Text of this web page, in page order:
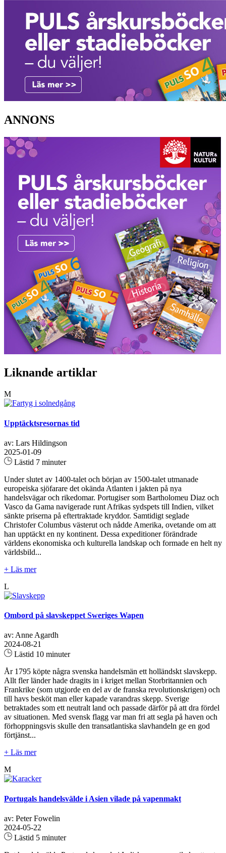
ANNONS
Liknande artiklar
M
Upptäcktsresornas tid
av: Lars Hildingson
2025-01-09
Lästid 7 minuter
Under slutet av 1400-talet och början av 1500-talet utmanade
europeiska sjöfarare det okända Atlanten i jakten på nya
handelsvägar och rikedomar. Portugiser som Bartholomeu Diaz och
Vasco da Gama navigerade runt Afrikas sydspets till Indien, vilket
sänkte priserna på eftertraktade kryddor. Samtidigt seglade
Christofer Columbus västerut och nådde Amerika, ovetande om att
han upptäckt en ny kontinent. Dessa expeditioner förändrade
världens ekonomiska och kulturella landskap och formade en helt ny
världsbild...
+ Läs mer
L
Ombord på slavskeppet Sweriges Wapen
av: Anne Agardh
2024-08-21
Lästid 10 minuter
År 1795 köpte några svenska handelsmän ett holländskt slavskepp.
Allt fler länder hade dragits in i kriget mellan Storbritannien och
Frankrike (som utgjorde en del av de franska revolutionskrigen) och
till havs besköt man eller kapade varandras skepp. Sverige
betraktades som ett neutralt land och passade därför på att dra fördel
av situationen. Med svensk flagg var man fri att segla på haven och
förhoppningsvis skulle den transatlantiska slavhandeln ge en god
förtjänst...
+ Läs mer
M
Portugals handelsvälde i Asien vilade på vapenmakt
av: Peter Fowelin
2024-05-22
Lästid 5 minuter